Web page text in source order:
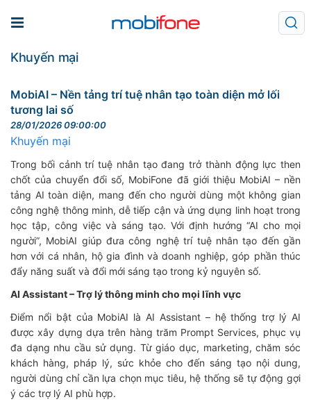
Khuyến mại
MobiAI – Nền tảng trí tuệ nhân tạo toàn diện mở lối
tương lai số
28/01/2026 09:00:00
Khuyến mại
Trong bối cảnh trí tuệ nhân tạo đang trở thành động lực then
chốt của chuyển đổi số, MobiFone đã giới thiệu MobiAI – nền
tảng AI toàn diện, mang đến cho người dùng một không gian
công nghệ thông minh, dễ tiếp cận và ứng dụng linh hoạt trong
học tập, công việc và sáng tạo. Với định hướng “AI cho mọi
người”, MobiAI giúp đưa công nghệ trí tuệ nhân tạo đến gần
hơn với cá nhân, hộ gia đình và doanh nghiệp, góp phần thúc
đẩy năng suất và đổi mới sáng tạo trong kỷ nguyên số.
AI Assistant – Trợ lý thông minh cho mọi lĩnh vực
Điểm nổi bật của MobiAI là AI Assistant – hệ thống trợ lý AI
được xây dựng dựa trên hàng trăm Prompt Services, phục vụ
đa dạng nhu cầu sử dụng. Từ giáo dục, marketing, chăm sóc
khách hàng, pháp lý, sức khỏe cho đến sáng tạo nội dung,
người dùng chỉ cần lựa chọn mục tiêu, hệ thống sẽ tự động gợi
ý các trợ lý AI phù hợp.